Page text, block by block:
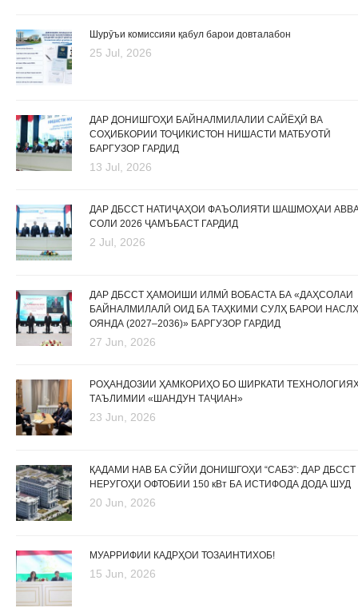
Шурӯъи комиссияи қабул барои довталабон
25 Jul, 2026
ДАР ДОНИШГОҲИ БАЙНАЛМИЛАЛИИ САЙЁҲӢ ВА
СОҲИБКОРИИ ТОҶИКИСТОН НИШАСТИ МАТБУОТӢ
БАРГУЗОР ГАРДИД
13 Jul, 2026
ДАР ДБССТ НАТИҶАҲОИ ФАЪОЛИЯТИ ШАШМОҲАИ
СОЛИ 2026 ҶАМЪБАСТ ГАРДИД
2 Jul, 2026
ДАР ДБССТ ҲАМОИШИ ИЛМӢ ВОБАСТА БА «ДАҲСОЛАИ
БАЙНАЛМИЛАЛӢ ОИД БА ТАҲКИМИ СУЛҲ БАРОИ
ОЯНДА (2027–2036)» БАРГУЗОР ГАРДИД
27 Jun, 2026
РОҲАНДОЗИИ ҲАМКОРИҲО БО ШИРКАТИ
ТАЪЛИМИИ «ШАНДУН ТАҶИАН»
23 Jun, 2026
ҚАДАМИ НАВ БА СӮЙИ ДОНИШГОҲИ “САБЗ”: ДАР ДБССТ
НЕРУГОҲИ ОФТОБИИ 150 кВт БА ИСТИФОДА ДОДА ШУД
20 Jun, 2026
МУАРРИФИИ КАДРҲОИ ТОЗАИНТИХОБ!
15 Jun, 2026